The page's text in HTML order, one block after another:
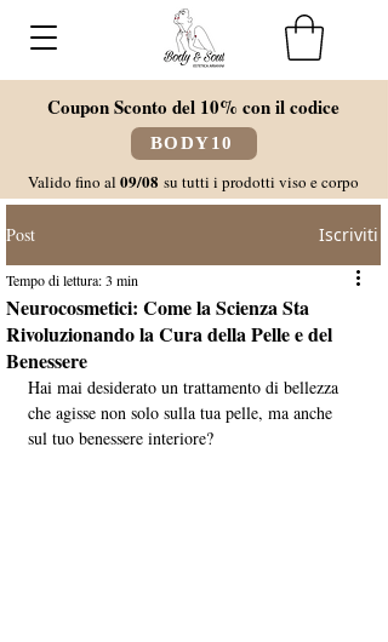
Coupon Sconto del 10% con il codice
BODY10
Valido fino al 09/08 su tutti i prodotti viso e corpo
Post Iscriviti
Neurocosmetici: Come la Scienza Sta
Rivoluzionando la Cura della Pelle e del
Benessere
Tempo di lettura: 3 min
Hai mai desiderato un trattamento di bellezza
che agisse non solo sulla tua pelle, ma anche
sul tuo benessere interiore?